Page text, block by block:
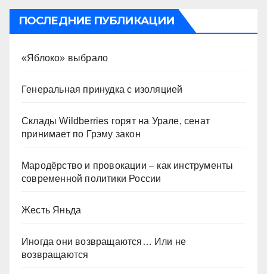
ПОСЛЕДНИЕ ПУБЛИКАЦИИ
«Яблоко» выбрало
Генеральная принудка с изоляцией
Склады Wildberries горят на Урале, сенат
принимает по Грэму закон
Мародёрство и провокации – как инструменты
современной политики России
Жесть Яньда
Иногда они возвращаются… Или не
возвращаются